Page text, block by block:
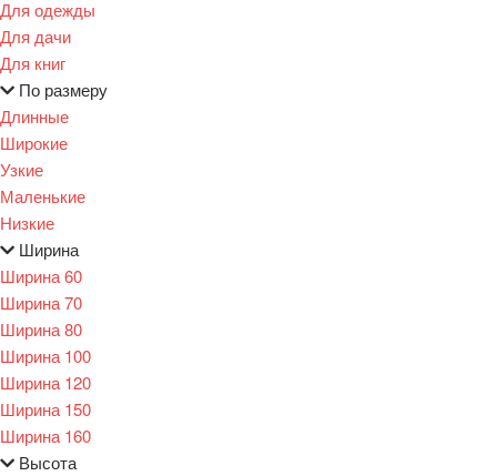
Для одежды
Для дачи
Для книг
По размеру
Длинные
Широкие
Узкие
Маленькие
Низкие
Ширина
Ширина 60
Ширина 70
Ширина 80
Ширина 100
Ширина 120
Ширина 150
Ширина 160
Высота